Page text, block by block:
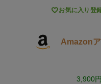
お気に入り登
Amazonア
3,900